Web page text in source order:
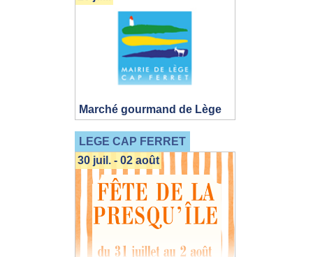
Marché gourmand de Lège
LEGE CAP FERRET
30 juil. - 02 août